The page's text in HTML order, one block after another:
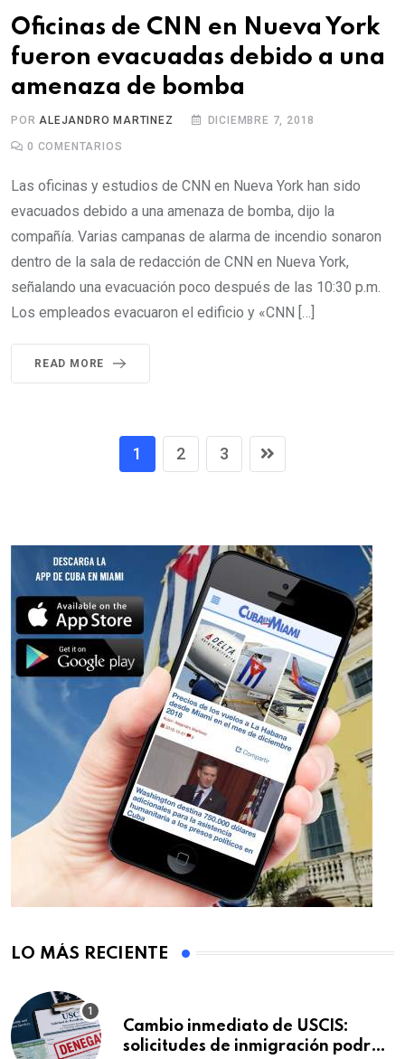
Oficinas de CNN en Nueva York
fueron evacuadas debido a una
amenaza de bomba
POR ALEJANDRO MARTINEZ DICIEMBRE 7, 2018
0 COMENTARIOS
Las oficinas y estudios de CNN en Nueva York han sido
evacuados debido a una amenaza de bomba, dijo la
compañía. Varias campanas de alarma de incendio sonaron
dentro de la sala de redacción de CNN en Nueva York,
señalando una evacuación poco después de las 10:30 p.m.
Los empleados evacuaron el edificio y «CNN […]
READ MORE
1 2 3
LO MÁS RECIENTE
Cambio inmediato de USCIS:
solicitudes de inmigración podrán